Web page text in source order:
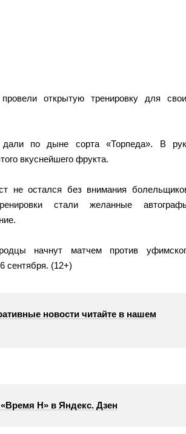
открытую тренировку для
по дыне сорта «Торпеда». В
вкуснейшего фрукта.
не остался без внимания
стали желанные
начнут матчем против
сентября. (12+)
новости читайте в нашем
Н» в Яндекс. Дзен